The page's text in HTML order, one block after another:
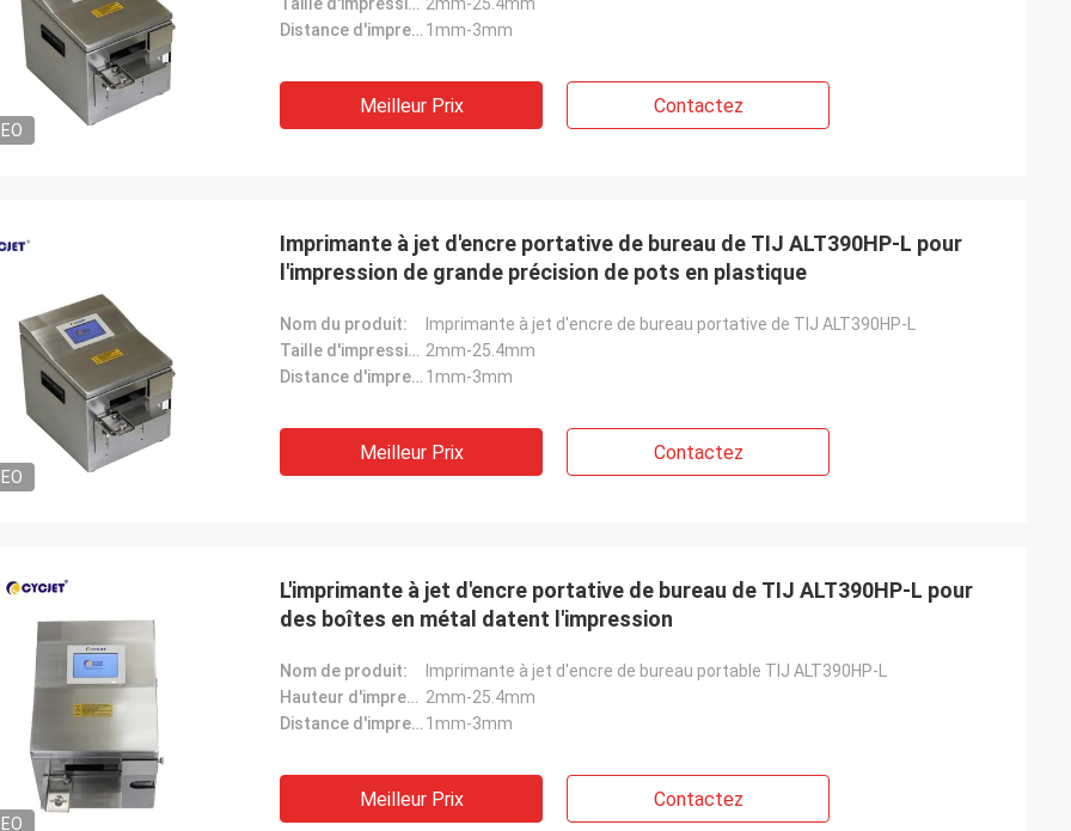
Distance d'impression: 1mm-3mm
Meilleur Prix Contactez
Imprimante à jet d'encre portative de bureau de TIJ ALT390HP-L pour
l'impression de grande précision de pots en plastique
Nom du produit:
Imprimante à jet d'encre de bureau portative de TIJ ALT390HP-L
Taille d'impression: 2mm-25.4mm
Distance d'impression: 1mm-3mm
Meilleur Prix Contactez
L'imprimante à jet d'encre portative de bureau de TIJ ALT390HP-L pour
des boîtes en métal datent l'impression
Nom de produit:
Imprimante à jet d'encre de bureau portable TIJ ALT390HP-L
Hauteur d'impression: 2mm-25.4mm
Distance d'impression: 1mm-3mm
Meilleur Prix Contactez